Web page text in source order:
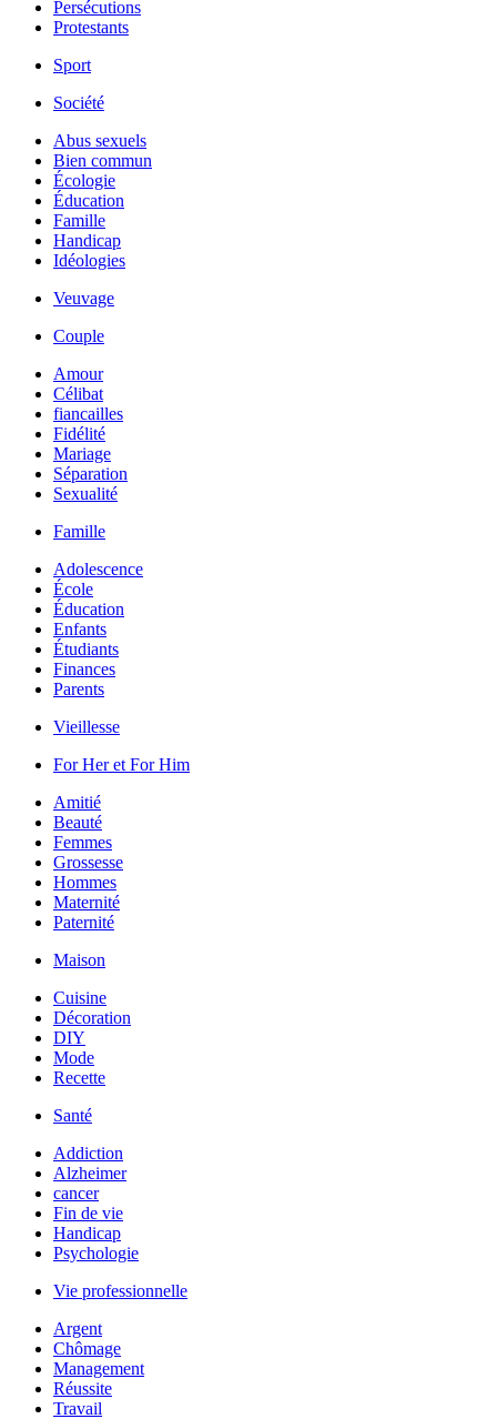
Persécutions
Protestants
Sport
Société
Abus sexuels
Bien commun
Écologie
Éducation
Famille
Handicap
Idéologies
Veuvage
Couple
Amour
Célibat
fiancailles
Fidélité
Mariage
Séparation
Sexualité
Famille
Adolescence
École
Éducation
Enfants
Étudiants
Finances
Parents
Vieillesse
For Her et For Him
Amitié
Beauté
Femmes
Grossesse
Hommes
Maternité
Paternité
Maison
Cuisine
Décoration
DIY
Mode
Recette
Santé
Addiction
Alzheimer
cancer
Fin de vie
Handicap
Psychologie
Vie professionnelle
Argent
Chômage
Management
Réussite
Travail